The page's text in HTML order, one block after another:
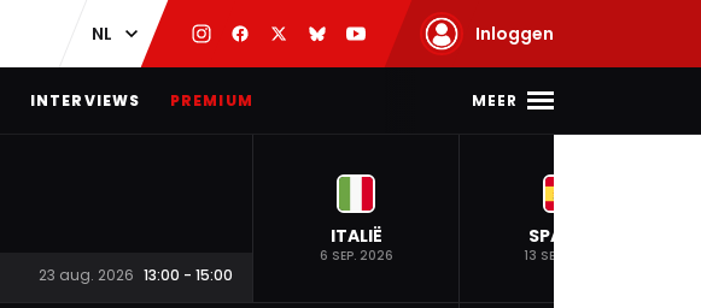
Inloggen
INTERVIEWS PREMIUM MEER
23 aug. 2026 13:00 - 15:00
ITALIË
6 SEP. 2026
SPANJE
13 SEP. 2026